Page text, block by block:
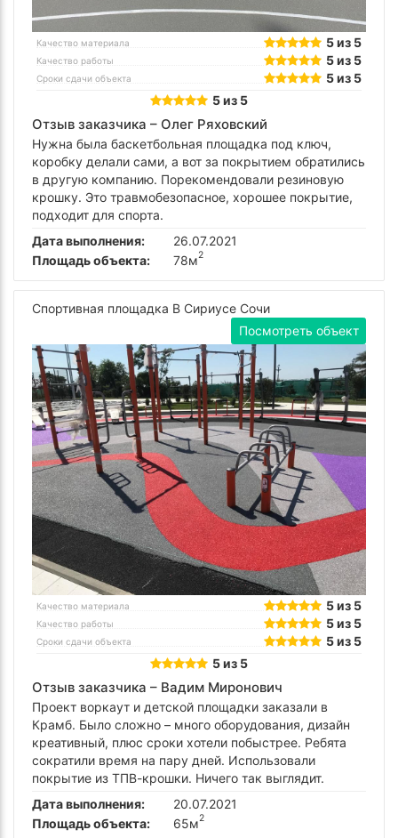
Качество материала 5 из 5
Качество работы 5 из 5
Сроки сдачи объекта
5 из 5
5 из 5
Отзыв заказчика – Олег Ряховский
Нужна была баскетбольная площадка под ключ,
коробку делали сами, а вот за покрытием обратились
в другую компанию. Порекомендовали резиновую
крошку. Это травмобезопасное, хорошее покрытие,
подходит для спорта.
Дата выполнения:
26.07.2021
Площадь объекта:
78м2
Спортивная площадка В Сириусе Сочи
Посмотреть объект
Качество материала 5 из 5
Качество работы 5 из 5
Сроки сдачи объекта
5 из 5
5 из 5
Отзыв заказчика – Вадим Миронович
Проект воркаут и детской площадки заказали в
Крамб. Было сложно – много оборудования, дизайн
креативный, плюс сроки хотели побыстрее. Ребята
сократили время на пару дней. Использовали
покрытие из ТПВ-крошки. Ничего так выглядит.
Дата выполнения:
20.07.2021
Площадь объекта:
65м2